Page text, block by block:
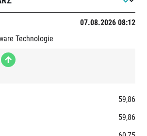
07.08.2026 08:12
Technologie
59,86
59,86